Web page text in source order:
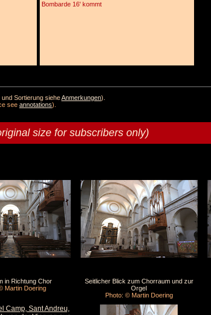
Bombarde 16' kommt
Sortierung sieheAnmerkungen).
see annotations).
size for subscribers only)
in Richtung Chor
Martin Doering
Seitlicher Blick zum Chorraum und zur
Orgel
Photo: © Martin Doering